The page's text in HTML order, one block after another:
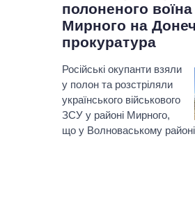
СТАТТІ
ДУМКИ
ОГЛЯДИ
ДАЙДЖЕСТИ
СВІТ
УСІ ПОЛІТИКИ
ПРЕЗИДЕНТ І ОФІС
ВЕРХОВНА РАДА
КАБІНЕТ МІНІСТРІВ
ГОЛОВИ
МЕРИ МІСТ
ІНФОГРАФІКА
ПІДТРИМАТИ
ПОРІВНЯННЯ
полоненого
Мирного на
прокуратура
Російські окупанти взяли
у полон та розстріляли
українського військового
ЗСУ у районі Мирного,
що у Волноваському